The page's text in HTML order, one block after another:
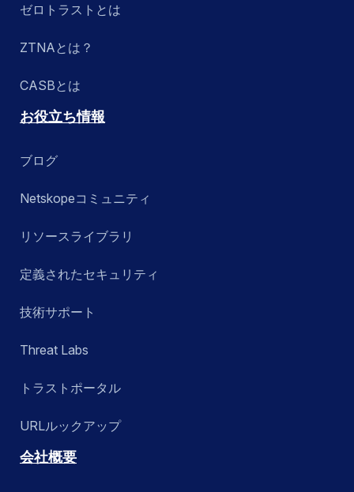
ゼロトラストとは
ZTNAとは？
CASBとは
お役立ち情報
ブログ
Netskopeコミュニティ
リソースライブラリ
定義されたセキュリティ
技術サポート
Threat Labs
トラストポータル
URLルックアップ
会社概要